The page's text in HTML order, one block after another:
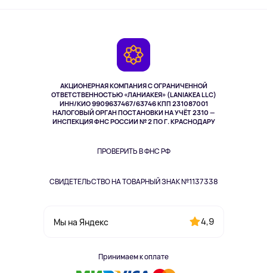
АКЦИОНЕРНАЯ КОМПАНИЯ С ОГРАНИЧЕННОЙ
ОТВЕТСТВЕННОСТЬЮ «ЛАНИАКЕЯ» (LANIAKEA LLC)
ИНН/КИО 9909637467/63746 КПП 231087001
НАЛОГОВЫЙ ОРГАН ПОСТАНОВКИ НА УЧЁТ 2310 —
ИНСПЕКЦИЯ ФНС РОССИИ № 2 ПО Г. КРАСНОДАРУ
ПРОВЕРИТЬ В ФНС РФ
СВИДЕТЕЛЬСТВО НА ТОВАРНЫЙ ЗНАК №1137338
Мы на Яндекс 4,9
Принимаем к оплате
Здоровье питомцев
Одежда и аксессуары